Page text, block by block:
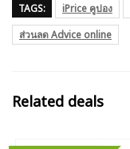
TAGS: iPrice คูปอง
ส่วนลด Advice online
Related deals